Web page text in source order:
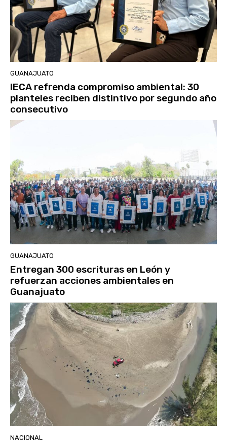
GUANAJUATO
IECA refrenda compromiso ambiental: 30
planteles reciben distintivo por segundo año
consecutivo
GUANAJUATO
Entregan 300 escrituras en León y
refuerzan acciones ambientales en
Guanajuato
NACIONAL